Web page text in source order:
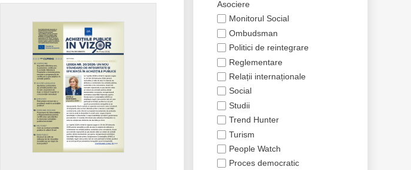
Asociere
Monitorul Social
Ombudsman
Politici de reintegrare
Reglementare
Relații internaționale
Social
Studii
Trend Hunter
Turism
People Watch
Proces democratic